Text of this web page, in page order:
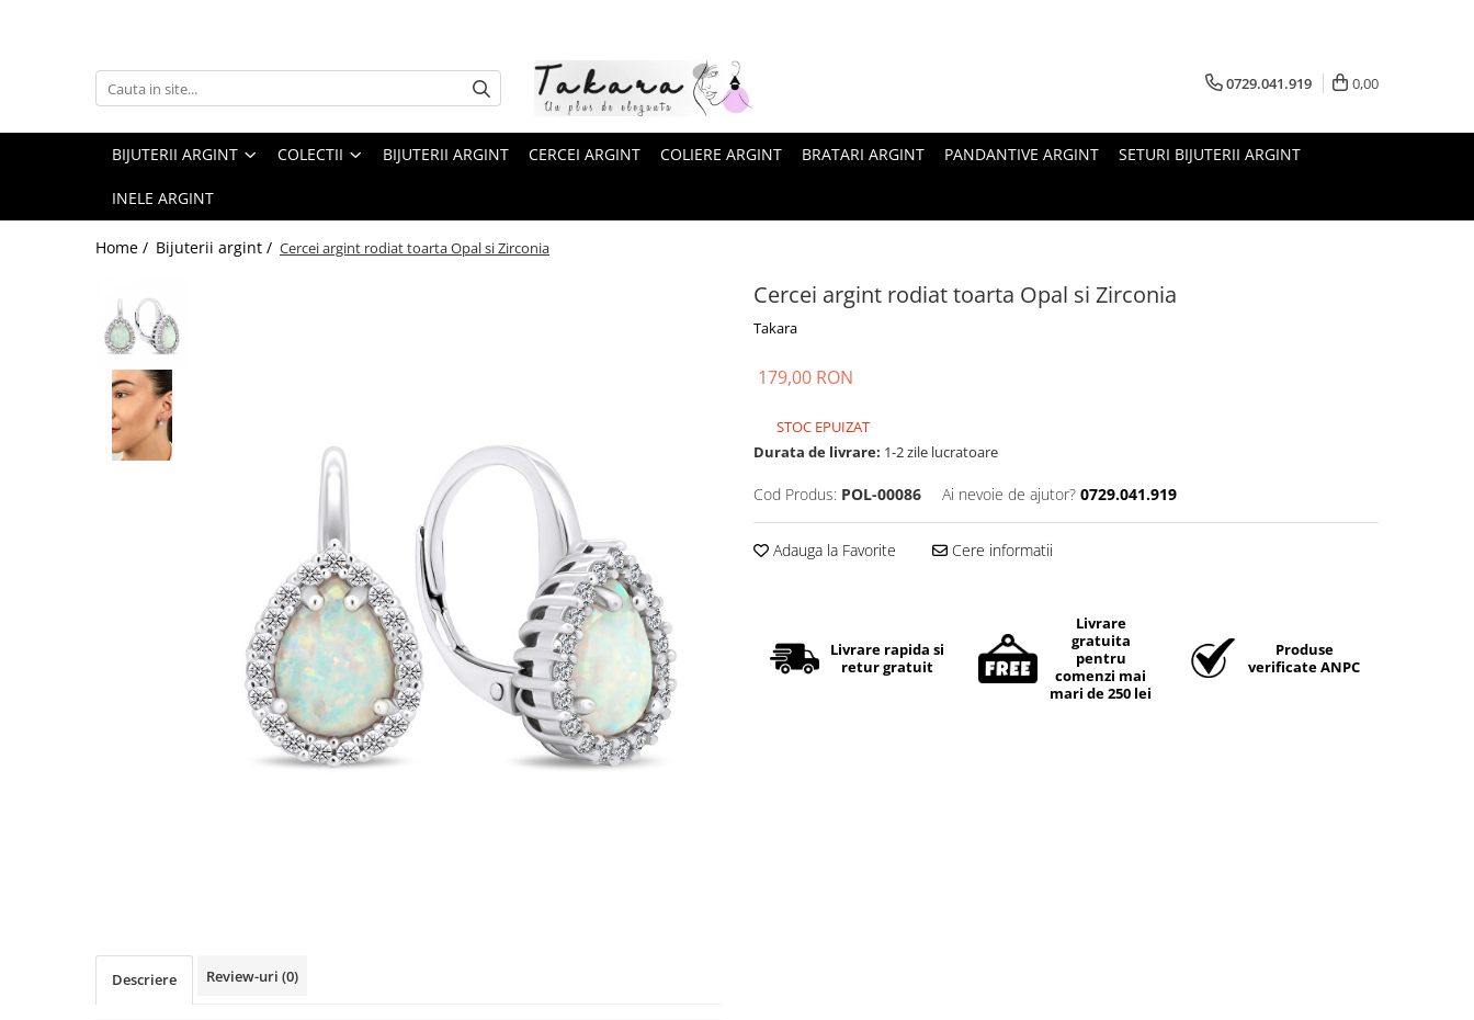
Bijuterii argint
Inele argint
Pandantive argint
Talismane argint
Colectii
Bijuterii cu perle
0729.041.919 0,00
BIJUTERII ARGINT COLECTII BIJUTERII ARGINT CERCEI ARGINT COLIERE ARGINT BRATARI ARGINT PANDANTIVE ARGINT SETURI BIJUTERII ARGINT
INELE ARGINT
Home / Bijuterii argint / Cercei argint rodiat toarta Opal si Zirconia
Cercei argint rodiat toarta Opal si Zirconia
Takara
179,00 RON
STOC EPUIZAT
Durata de livrare: 1-2 zile lucratoare
Cod Produs: POL-00086 Ai nevoie de ajutor? 0729.041.919
Adauga la Favorite Cere informatii
Livrare rapida si
retur gratuit
Livrare
gratuita
pentru
comenzi mai
mari de 250 lei
Produse
verificate ANPC
Descriere Review-uri (0)